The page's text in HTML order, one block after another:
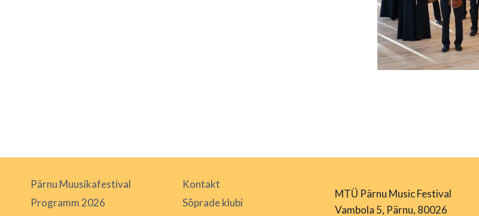
Pärnu Muusikafestival
Programm 2026
Kontakt
Sõprade klubi
MTÜ Pärnu Music Festival
Vambola 5, Pärnu, 80026